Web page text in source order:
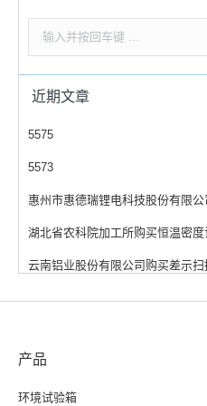
近期文章
5575
5573
惠州市惠德瑞锂电科技股份有限
湖北省农科院加工所购买恒温密度
云南铝业股份有限公司购买差示
产品
环境试验箱